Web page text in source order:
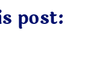
post: